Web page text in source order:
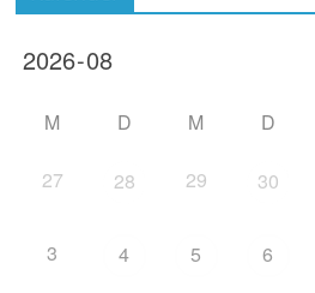
M D M D
27 28 29 30
3 4 5 6